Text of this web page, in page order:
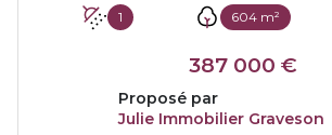
1 604 m²
387 000 €
Proposé par
Julie Immobilier Graveson